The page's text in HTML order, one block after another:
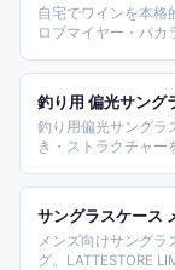
自宅でワインを本格
ロブマイヤー・バカ
ンキング。
釣り用 偏光サング
釣り用偏光サングラ
き・ストラクチャー
までタイプ別に整理
兼用まで選びやすい
サングラスケース
メンズ向けサングラ
グ。LATTESTORE